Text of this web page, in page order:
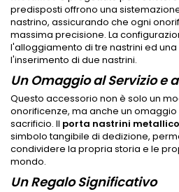
predisposti offrono una
nastrino, assicurando che ogni
massima precisione. La
l'alloggiamento di tre nastrini ed
l'inserimento di due nastrini.
Un Omaggio al Servizio e
Questo accessorio non è solo un
onorificenze, ma anche un omaggio
sacrificio. Il porta nastrini
simbolo tangibile di dedizione,
condividere la propria storia e le
mondo.
Un Regalo Significativo